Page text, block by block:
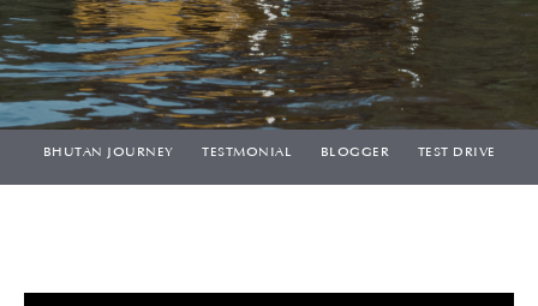
BHUTAN JOURNEY TESTMONIAL BLOGGER TEST DRIVE